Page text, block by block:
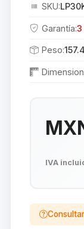
SKU:
Garantía:3
Peso:
IVA